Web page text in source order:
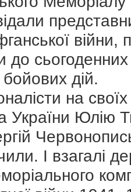
війни,
до
бойових дій.
на
України Юлію
І взагалі